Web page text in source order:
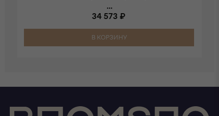
...
34 573 ₽
В КОРЗИНУ